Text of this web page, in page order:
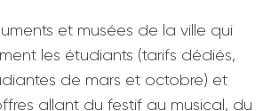
et musées de la ville qui
les étudiants (tarifs dédiés,
de mars et octobre) et
allant du festif au musical, du